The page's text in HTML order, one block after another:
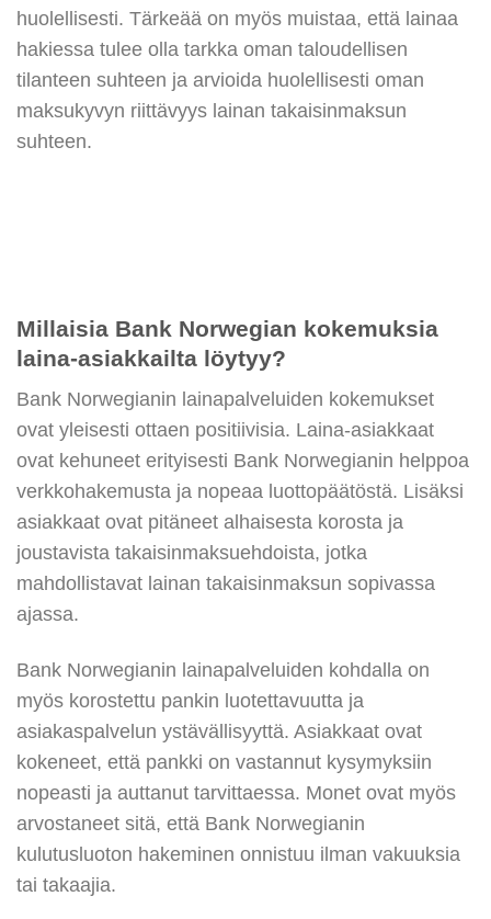
huolellisesti. Tärkeää on myös muistaa, että lainaa
hakiessa tulee olla tarkka oman taloudellisen
tilanteen suhteen ja arvioida huolellisesti oman
maksukyvyn riittävyys lainan takaisinmaksun
suhteen.
Millaisia Bank Norwegian kokemuksia
laina-asiakkailta löytyy?
Bank Norwegianin lainapalveluiden kokemukset
ovat yleisesti ottaen positiivisia. Laina-asiakkaat
ovat kehuneet erityisesti Bank Norwegianin helppoa
verkkohakemusta ja nopeaa luottopäätöstä. Lisäksi
asiakkaat ovat pitäneet alhaisesta korosta ja
joustavista takaisinmaksuehdoista, jotka
mahdollistavat lainan takaisinmaksun sopivassa
ajassa.
Bank Norwegianin lainapalveluiden kohdalla on
myös korostettu pankin luotettavuutta ja
asiakaspalvelun ystävällisyyttä. Asiakkaat ovat
kokeneet, että pankki on vastannut kysymyksiin
nopeasti ja auttanut tarvittaessa. Monet ovat myös
arvostaneet sitä, että Bank Norwegianin
kulutusluoton hakeminen onnistuu ilman vakuuksia
tai takaajia.